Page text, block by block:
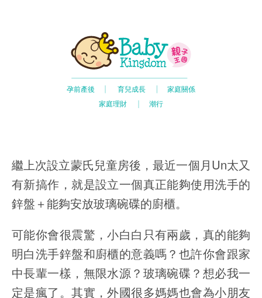
繼上次設立蒙氏兒童房後，最近一個月Un太又
有新搞作，就是設立一個真正能夠使用洗手的
鋅盤＋能夠安放玻璃碗碟的廚櫃。
可能你會很震驚，小白白只有兩歲，真的能夠
明白洗手鋅盤和廚櫃的意義嗎？也許你會跟家
中長輩一樣，無限水源？玻璃碗碟？想必我一
定是瘋了。其實，外國很多媽媽也會為小朋友